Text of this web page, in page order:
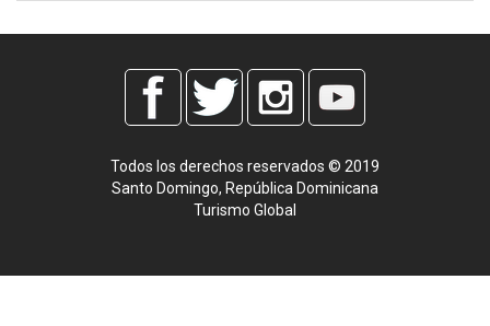
Todos los derechos reservados © 2019
Santo Domingo, República Dominicana
Turismo Global